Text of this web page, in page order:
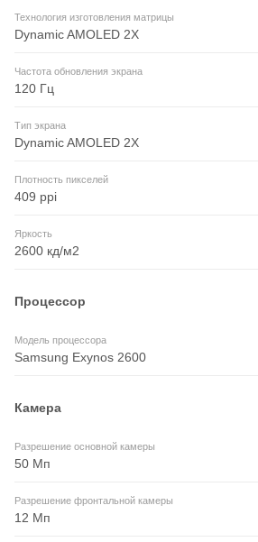
Технология изготовления матрицы
Dynamic AMOLED 2X
Частота обновления экрана
120 Гц
Тип экрана
Dynamic AMOLED 2X
Плотность пикселей
409 ppi
Яркость
2600 кд/м2
Процессор
Модель процессора
Samsung Exynos 2600
Камера
Разрешение основной камеры
50 Мп
Разрешение фронтальной камеры
12 Мп